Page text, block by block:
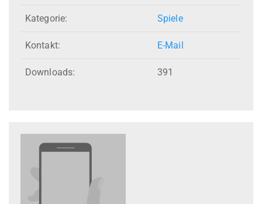
Kategorie: Spiele
Kontakt: E-Mail
Downloads: 391